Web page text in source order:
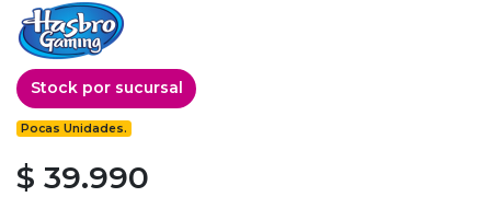
Stock por sucursal
Pocas Unidades.
$ 39.990